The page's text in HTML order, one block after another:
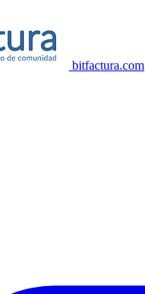
bitfactura.com